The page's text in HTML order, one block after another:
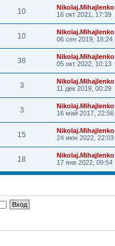
10
Nikolaj.Mihajlenko
16 окт 2021, 17:39
10
Nikolaj.Mihajlenko
06 сен 2019, 18:24
38
Nikolaj.Mihajlenko
05 окт 2022, 10:13
3
Nikolaj.Mihajlenko
11 дек 2019, 00:29
3
Nikolaj.Mihajlenko
16 май 2017, 22:56
15
Nikolaj.Mihajlenko
24 июн 2022, 22:03
18
Nikolaj.Mihajlenko
17 янв 2022, 09:54